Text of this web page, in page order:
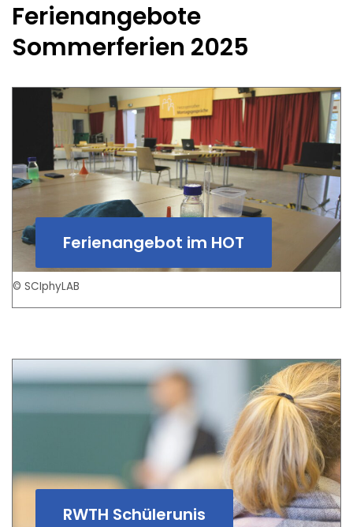
Ferienangebote
Sommerferien 2025
© SCIphyLAB
Ferienangebot im HOT
RWTH Schülerunis